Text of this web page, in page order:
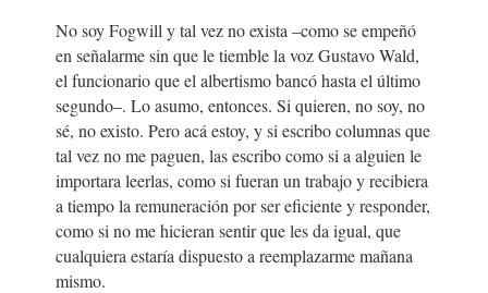
No soy Fogwill y tal vez no exista –como se empeñó
en señalarme sin que le tiemble la voz Gustavo Wald,
el funcionario que el albertismo bancó hasta el último
segundo–. Lo asumo, entonces. Si quieren, no soy, no
sé, no existo. Pero acá estoy, y si escribo columnas que
tal vez no me paguen, las escribo como si a alguien le
importara leerlas, como si fueran un trabajo y recibiera
a tiempo la remuneración por ser eficiente y responder,
como si no me hicieran sentir que les da igual, que
cualquiera estaría dispuesto a reemplazarme mañana
mismo.